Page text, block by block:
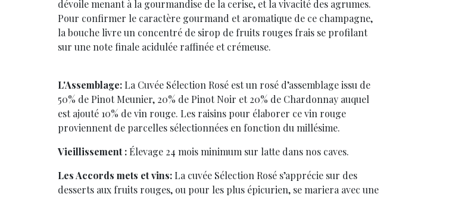
dévoile menant à la gourmandise de la cerise, et la vivacité des agrumes.
Pour confirmer le caractère gourmand et aromatique de ce champagne,
la bouche livre un concentré de sirop de fruits rouges frais se profilant
sur une note finale acidulée raffinée et crémeuse.
L'Assemblage: La Cuvée Sélection Rosé est un rosé d’assemblage issu de
50% de Pinot Meunier, 20% de Pinot Noir et 20% de Chardonnay auquel
est ajouté 10% de vin rouge. Les raisins pour élaborer ce vin rouge
proviennent de parcelles sélectionnées en fonction du millésime.
Vieillissement :Élevage 24 mois minimum sur latte dans nos caves.
Les Accords mets et vins: La cuvée Sélection Rosé s’apprécie sur des
desserts aux fruits rouges, ou pour les plus épicurien, se mariera avec une